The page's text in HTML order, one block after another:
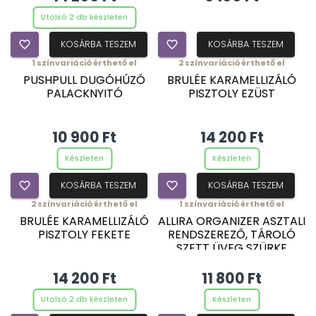
Utolsó 2 db készleten
favorite_border KOSÁRBA TESZEM favorite_border KOSÁRBA TESZEM
1 színvariáció érthető el
PUSHPULL DUGÓHÚZÓ
PALACKNYITÓ
10 900 Ft
Készleten
favorite_border KOSÁRBA TESZEM
2színvariáció érthető el
BRULÉE KARAMELLIZÁLÓ
PISZTOLY EZÜST
14 200 Ft
Készleten
favorite_border KOSÁRBA TESZEM
2színvariáció érthető el
BRULÉE KARAMELLIZÁLÓ
PISZTOLY FEKETE
14 200 Ft
Utolsó 2 db készleten
1 színvariáció érthető el
ALLIRA ORGANIZER ASZTALI
RENDSZEREZŐ, TÁROLÓ
SZETT ÜVEG SZÜRKE
11 800 Ft
Készleten